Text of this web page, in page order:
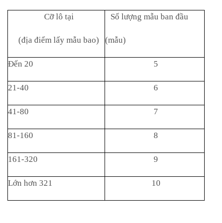
Cỡ lô tại
(địa điểm lấy mẫu bao)
Số lượng mẫu ban đầu
(mẫu)
Đến 20 5
21-40 6
41-80 7
81-160 8
161-320 9
Lớn hơn 321 10